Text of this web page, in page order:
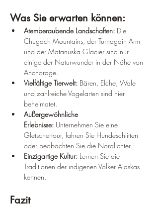
Was Sie erwarten können:
Atemberaubende Landschaften: Die
Chugach Mountains, der Turnagain Arm
und der Matanuska Glacier sind nur
einige der Naturwunder in der Nähe von
Anchorage.
Vielfältige Tierwelt: Bären, Elche, Wale
und zahlreiche Vogelarten sind hier
beheimatet.
Außergewöhnliche
Erlebnisse: Unternehmen Sie eine
Gletschertour, fahren Sie Hundeschlitten
oder beobachten Sie die Nordlichter.
Einzigartige Kultur: Lernen Sie die
Traditionen der indigenen Völker Alaskas
kennen.
Fazit